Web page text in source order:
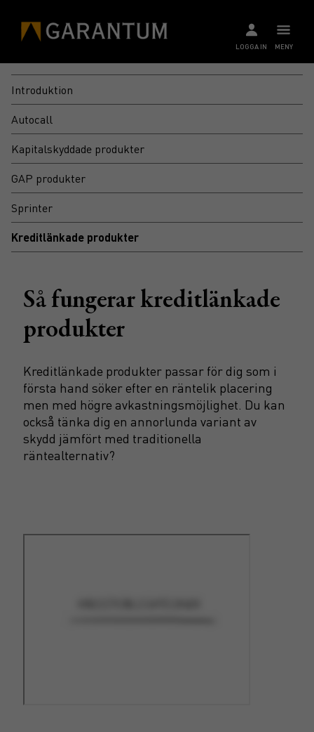
MENY
LOGGA IN
Introduktion
Autocall
Kapitalskyddade produkter
GAP produkter
Sprinter
Kreditlänkade produkter
Så fungerar kreditlänkade
produkter
Kreditlänkade produkter passar för dig som i
första hand söker efter en räntelik placering
men med högre avkastningsmöjlighet. Du kan
också tänka dig en annorlunda variant av
skydd jämfört med traditionella
räntealternativ?